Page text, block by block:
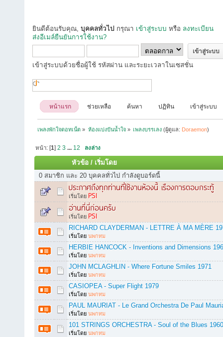
ยินดีต้อนรับคุณ, บุคคลทั่วไป กรุณา เข้าสู่ระบบ หรือ ลงทะเบียน
ส่งอีเมล์ยืนยันการใช้งาน?
เข้าสู่ระบบด้วยชื่อผู้ใช้ รหัสผ่าน และระยะเวลาในเซสชั่น
หน้าแรก ช่วยเหลือ ค้นหา ปฏิทิน เข้าสู่ระบบ
เพลงพักใจดอทเน็ต » ห้องแบ่งปันน้ำใจ» เพลงบรรเลง (ผู้ดูแล: Doraemon)
หน้า: [1]2 3 ... 12 ลงล่าง
หัวข้อ / เริ่มโดย
0 สมาชิก และ 20 บุคคลทั่วไป กำลังดูบอร์ดนี้
ประกาศถึงทุกท่านที่ใช้งานห้องนี้ เรืองการตอบกระทู้
เริ่มโดย PSI
อ่านที่นี่ก่อนครับ
เริ่มโดย PSI
RICHARD CLAYDERMAN - LETTRE À MA MÈRE
เริ่มโดย นพกทม
HERBIE HANCOCK - Inventions and Dimensions
เริ่มโดย นพกทม
JOHN MCLAGHLIN - Where Fortune Smiles 1971
เริ่มโดย นพกทม
CASIOPEA - Super Flight 1979
เริ่มโดย นพกทม
PAUL MAURIAT - Le Grand Orchestra De Paul
เริ่มโดย นพกทม
101 STRINGS ORCHESTRA - Soul of the Blues 1960
เริ่มโดย นพกทม